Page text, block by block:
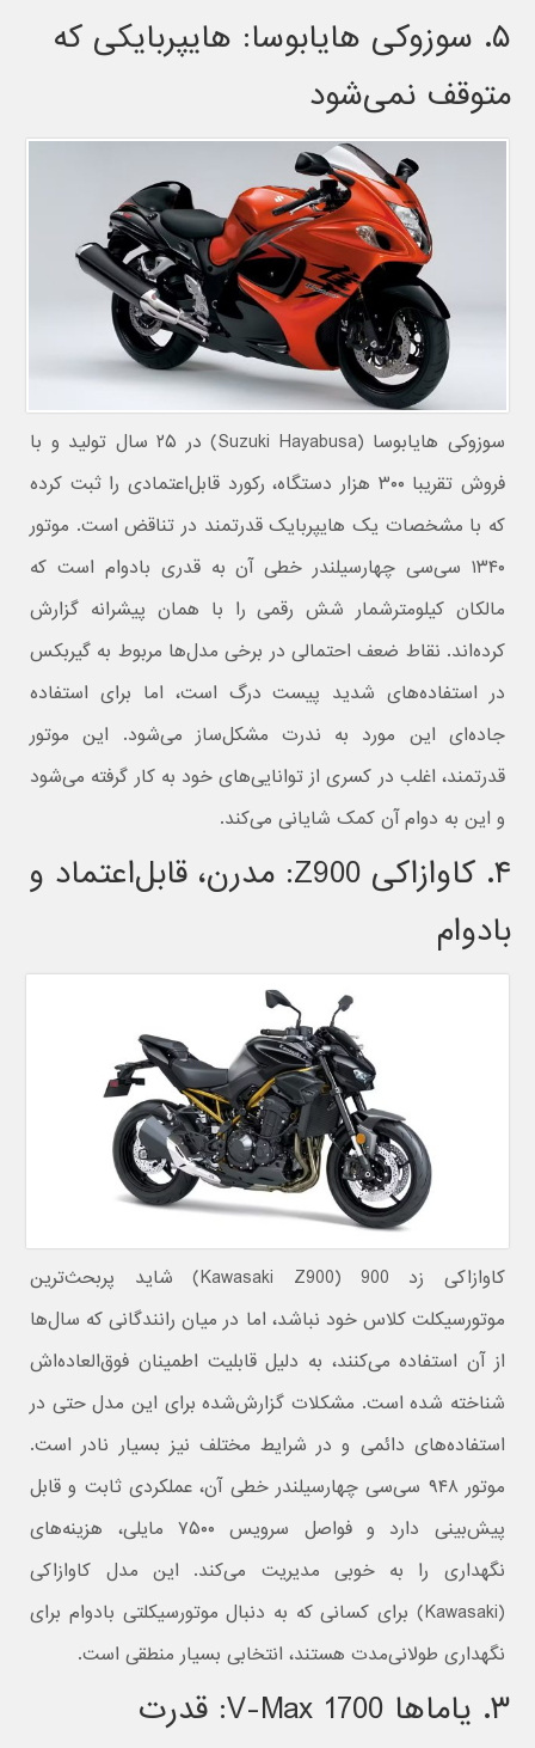
۵. سوزوکی هایابوسا: هایپربایکی که
متوقف نمی‌شود
سوزوکی هایابوسا (Suzuki Hayabusa) در ۲۵ سال تولید و با
فروش تقریبا ۳۰۰ هزار دستگاه، رکورد قابل‌اعتمادی را ثبت کرده
که با مشخصات یک هایپربایک قدرتمند در تناقض است. موتور
۱۳۴۰ سی‌سی چهارسیلندر خطی آن به قدری بادوام است که
مالکان کیلومترشمار شش رقمی را با همان پیشرانه گزارش
کرده‌اند. نقاط ضعف احتمالی در برخی مدل‌ها مربوط به گیربکس
در استفاده‌های شدید پیست درگ است، اما برای استفاده
جاده‌ای این مورد به ندرت مشکل‌ساز می‌شود. این موتور
قدرتمند، اغلب در کسری از توانایی‌های خود به کار گرفته می‌شود
و این به دوام آن کمک شایانی می‌کند.
۴. کاوازاکی Z900: مدرن، قابل‌اعتماد و
بادوام
کاوازاکی زد 900 (Kawasaki Z900) شاید پربحث‌ترین
موتورسیکلت کلاس خود نباشد، اما در میان رانندگانی که سال‌ها
از آن استفاده می‌کنند، به دلیل قابلیت اطمینان فوق‌العاده‌اش
شناخته شده است. مشکلات گزارش‌شده برای این مدل حتی در
استفاده‌های دائمی و در شرایط مختلف نیز بسیار نادر است.
موتور ۹۴۸ سی‌سی چهارسیلندر خطی آن، عملکردی ثابت و قابل
پیش‌بینی دارد و فواصل سرویس ۷۵۰۰ مایلی، هزینه‌های
نگهداری را به خوبی مدیریت می‌کند. این مدل کاوازاکی
(Kawasaki) برای کسانی که به دنبال موتورسیکلتی بادوام برای
نگهداری طولانی‌مدت هستند، انتخابی بسیار منطقی است.
۳. یاماها V-Max 1700: قدرت